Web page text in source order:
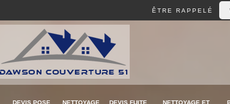
ÊTRE RAPPELÉ
DEVIS POSE
NETTOYAGE
DEVIS FUITE
NETTOYAGE ET